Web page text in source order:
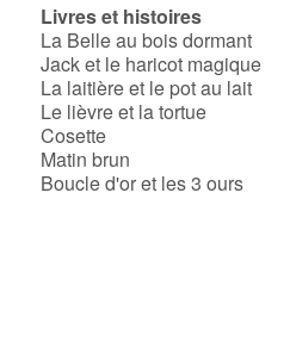
Livres et histoires
La Belle au bois dormant
Jack et le haricot magique
La laitière et le pot au lait
Le lièvre et la tortue
Cosette
Matin brun
Boucle d'or et les 3 ours